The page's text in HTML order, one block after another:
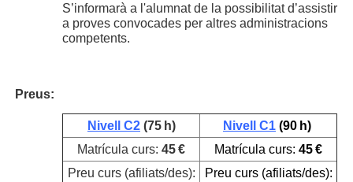
S’informarà a l'alumnat de la possibilitat d’assistir
a proves convocades per altres administracions
competents.
Preus:
Nivell C2(75 h) Nivell C1(90 h)
Matrícula curs:45 € Matrícula curs:45 €
Preu curs (afiliats/des):
Preu curs (afiliats/des):